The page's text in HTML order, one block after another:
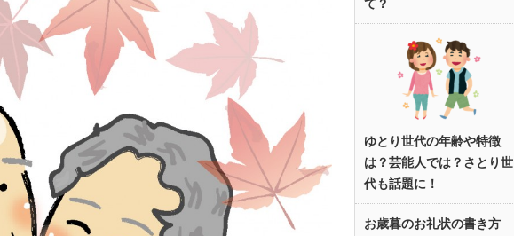
て？
ゆとり世代の年齢や特徴
は？芸能人では？さとり世
代も話題に！
お歳暮のお礼状の書き方